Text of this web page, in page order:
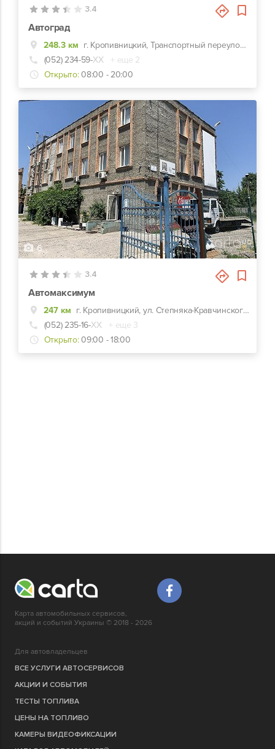
3.4
Автоград
248.3 км
г. Кропивницкий, Транспортный переулок, 16
(052) 234-59-ХХ
+ еще 2
Открыто: 08:00 - 20:00
6
3.4
Автомаксимум
247 км
г. Кропивницкий, ул. Степняка-Кравчинского, 2
(052) 235-16-ХХ
+ еще 3
Открыто: 09:00 - 18:00
Карта автомобильных сервисов,
акций и событий Украины © 2018 - 2026
Для автовладельцев
ВСЕ УСЛУГИ АВТОСЕРВИСОВ
АКЦИИ И СОБЫТИЯ
ТЕСТЫ ТОПЛИВА
ЦЕНЫ НА ТОПЛИВО
КАМЕРЫ ВИДЕОФИКСАЦИИ